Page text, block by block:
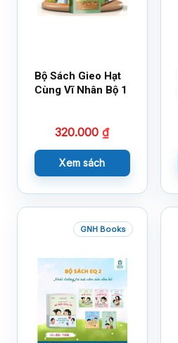
Bộ Sách Gieo Hạt
Cùng Vĩ Nhân Bộ 1
320.000₫
Xem sách
GNH Books